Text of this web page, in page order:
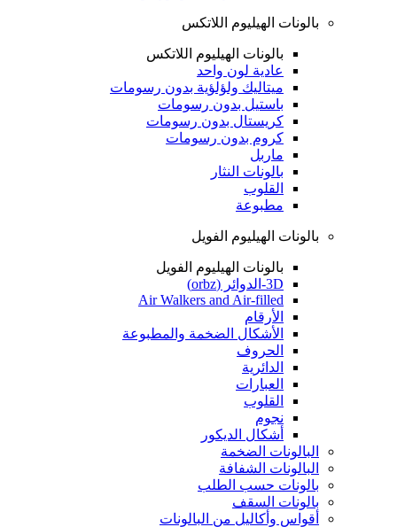
بالونات الهيليوم اللاتكس
بالونات الهيليوم اللاتكس
عادية لون واحد
ميتاليك ولؤلؤية بدون رسومات
باستيل بدون رسومات
كريستال بدون رسومات
كروم بدون رسومات
ماربل
بالونات النثار
القلوب
مطبوعة
بالونات الهيليوم الفويل
بالونات الهيليوم الفويل
3D-الدوائر (orbz)
Air Walkers and Air-filled
الأرقام
الأشكال الضخمة والمطبوعة
الحروف
الدائرية
العبارات
القلوب
نجوم
أشكال الديكور
البالونات الضخمة
البالونات الشفافة
بالونات حسب الطلب
بالونات السقف
أقواس وأكاليل من البالونات